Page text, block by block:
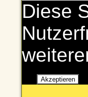
Diese
Akzeptieren